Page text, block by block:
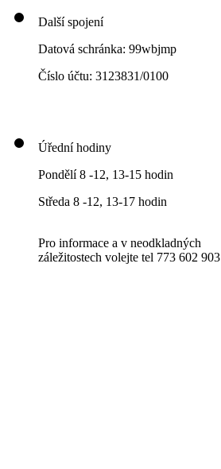
Další spojení
Datová schránka: 99wbjmp
Číslo účtu: 3123831/0100
Úřední hodiny
Pondělí 8 -12, 13-15 hodin
Středa 8 -12, 13-17 hodin
Pro informace a v neodkladných
záležitostech volejte tel 773 602 903